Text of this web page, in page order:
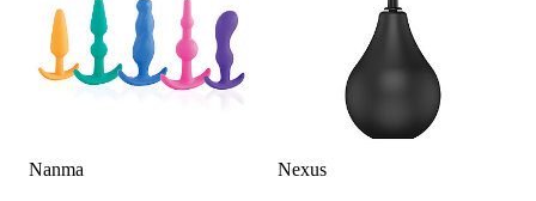
Nanma Nexus